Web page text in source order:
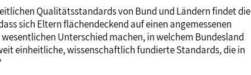
Europa
Qualitätsstandards von Bund und Ländern findet die
sich Eltern flächendeckend auf einen angemessenen
Unterschied machen, in welchem Bundesland
einheitliche, wissenschaftlich fundierte Standards, die in